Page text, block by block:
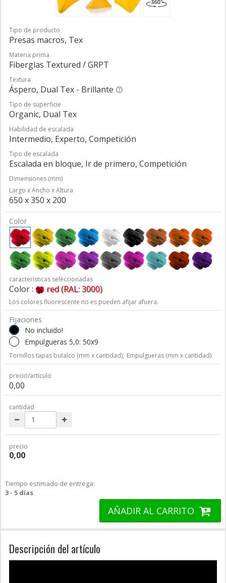
Tipo de producto
Presas macros, Tex
Materia prima
Fiberglas Textured / GRPT
Textura
Áspero, Dual Tex - Brillante
Tipo de superficie
Organic, Dual Tex
Habilidad de escalada
Intermedio, Experto, Competición
Tipo de escalada
Escalada en bloque, Ir de primero, Competición
Dimensiones (mm)
Largo x Ancho x Altura
650 x 350 x 200
Color
características seleccionadas
Color : red (RAL: 3000)
Los colores fluorescente no es pueden afijar afuera.
Fijaciones
No incluido!
Empulgueras 5,0: 50x9
Tornillos tapas butalco (mm x cantidad); Empulgueras (mm x cantidad)
precio/artículo
0,00
cantidad
precio
0,00
Tiempo estimado de entrega:
3 - 5 días
AÑADIR AL CARRITO
Descripción del artículo